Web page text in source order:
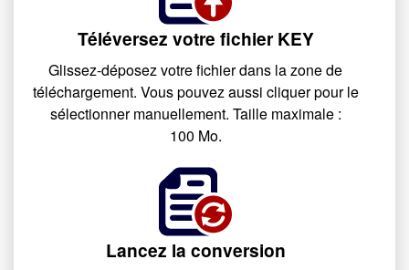
Téléversez votre fichier KEY
Glissez-déposez votre fichier dans la zone de
téléchargement. Vous pouvez aussi cliquer pour le
sélectionner manuellement. Taille maximale :
100 Mo.
Lancez la conversion